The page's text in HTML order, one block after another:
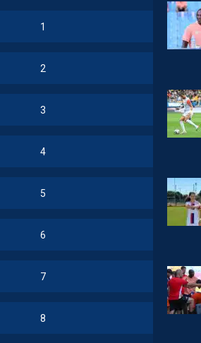
1
2
3
4
5
6
7
8